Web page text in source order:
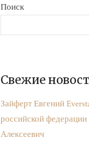
Поиск
Свежие
Зайферт Евгений
российской
Алексеевич